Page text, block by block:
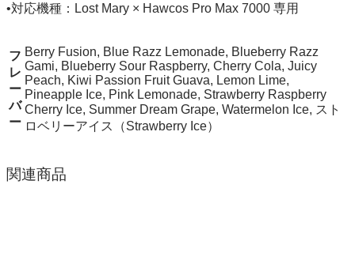
•対応機種：Lost Mary × Hawcos Pro Max 7000 専用
フ
レ
ー
バ
ー
Berry Fusion, Blue Razz Lemonade, Blueberry Razz
Gami, Blueberry Sour Raspberry, Cherry Cola, Juicy
Peach, Kiwi Passion Fruit Guava, Lemon Lime,
Pineapple Ice, Pink Lemonade, Strawberry Raspberry
Cherry Ice, Summer Dream Grape, Watermelon Ice, スト
ロベリーアイス（Strawberry Ice）
関連商品